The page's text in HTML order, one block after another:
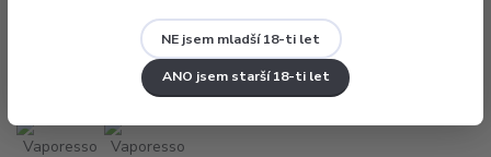
NE jsem mladší 18-ti let
ANO jsem starší 18-ti let